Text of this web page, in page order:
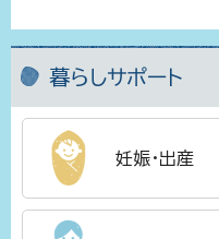
暮らしサポート
妊娠・出産